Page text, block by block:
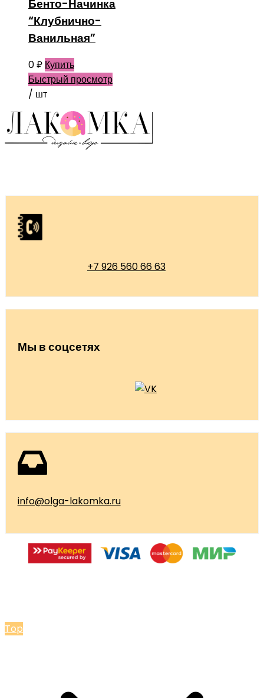
Бенто-Начинка
“Клубнично-
Ванильная”
0₽ Купить
Быстрый просмотр
/ шт
+7 926 560 66 63
Мы в соцсетях
info@olga-lakomka.ru
Top